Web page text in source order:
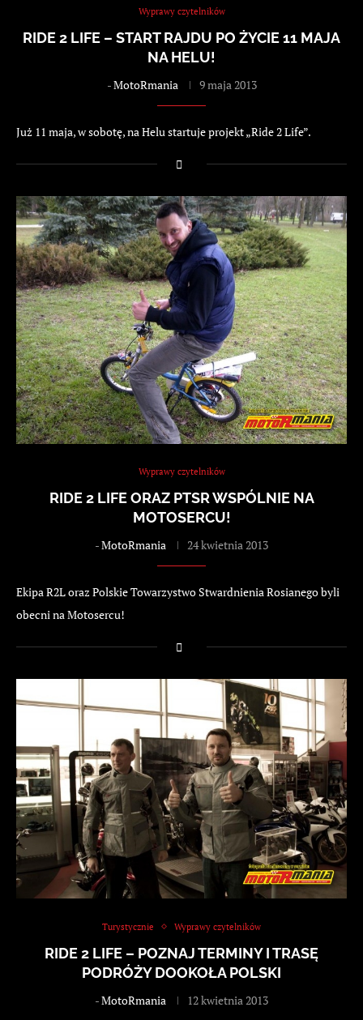
Wyprawy czytelników
RIDE 2 LIFE – START RAJDU PO ŻYCIE 11 MAJA
NA HELU!
-MotoRmania 9 maja 2013
Już 11 maja, w sobotę, na Helu startuje projekt „Ride 2 Life”.
Wyprawy czytelników
RIDE 2 LIFE ORAZ PTSR WSPÓLNIE NA
MOTOSERCU!
-MotoRmania 24 kwietnia 2013
Ekipa R2L oraz Polskie Towarzystwo Stwardnienia Rosianego byli
obecni na Motosercu!
Turystycznie Wyprawy czytelników
RIDE 2 LIFE – POZNAJ TERMINY I TRASĘ
PODRÓŻY DOOKOŁA POLSKI
-MotoRmania 12 kwietnia 2013